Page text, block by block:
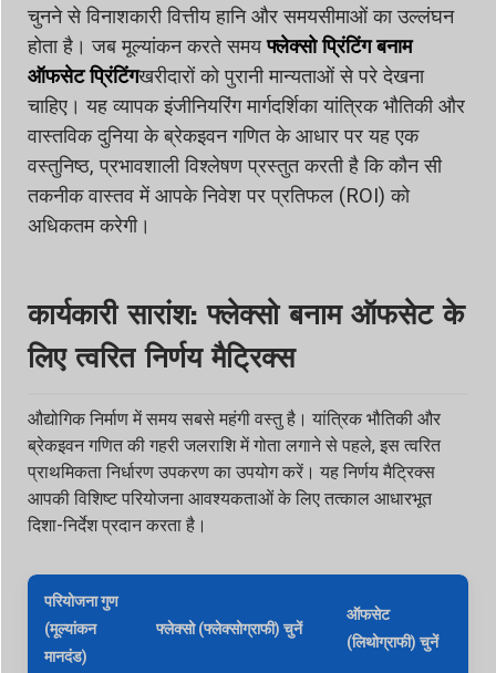
चुनने से विनाशकारी वित्तीय हानि और समयसीमाओं का उल्लंघन
होता है। जब मूल्यांकन करते समयफ्लेक्सो प्रिंटिंग बनाम
ऑफसेट प्रिंटिंगखरीदारों को पुरानी मान्यताओं से परे देखना
चाहिए। यह व्यापक इंजीनियरिंग मार्गदर्शिका यांत्रिक भौतिकी और
वास्तविक दुनिया के ब्रेकइवन गणित के आधार पर यह एक
वस्तुनिष्ठ, प्रभावशाली विश्लेषण प्रस्तुत करती है कि कौन सी
तकनीक वास्तव में आपके निवेश पर प्रतिफल (ROI) को
अधिकतम करेगी।
कार्यकारी सारांश: फ्लेक्सो बनाम ऑफसेट के
लिए त्वरित निर्णय मैट्रिक्स
औद्योगिक निर्माण में समय सबसे महंगी वस्तु है। यांत्रिक भौतिकी और
ब्रेकइवन गणित की गहरी जलराशि में गोता लगाने से पहले, इस त्वरित
प्राथमिकता निर्धारण उपकरण का उपयोग करें। यह निर्णय मैट्रिक्स
आपकी विशिष्ट परियोजना आवश्यकताओं के लिए तत्काल आधारभूत
दिशा-निर्देश प्रदान करता है।
परियोजना गुण
(मूल्यांकन
मानदंड)
फ्लेक्सो (फ्लेक्सोग्राफी) चुनें
ऑफसेट
(लिथोग्राफी) चुनें